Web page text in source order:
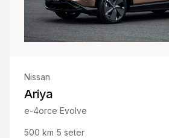
Nissan
Ariya
e-4orce Evolve
500 km 5 seter